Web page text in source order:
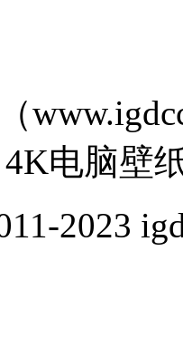
电脑壁
2023